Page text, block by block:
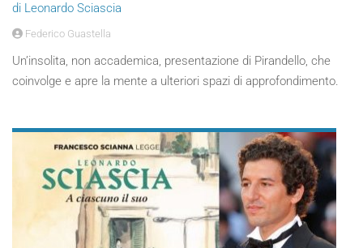
di Leonardo Sciascia
Federico Guastella
Un’insolita, non accademica, presentazione di Pirandello, che
coinvolge e apre la mente a ulteriori spazi di approfondimento.